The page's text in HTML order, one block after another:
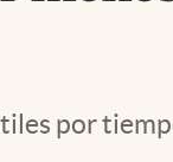
por